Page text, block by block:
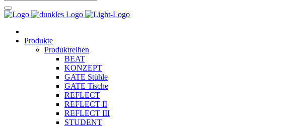
Produkte
Produktreihen
BEAT
KONZEPT
GATE Stühle
GATE Tische
REFLECT
REFLECT II
REFLECT III
STUDENT